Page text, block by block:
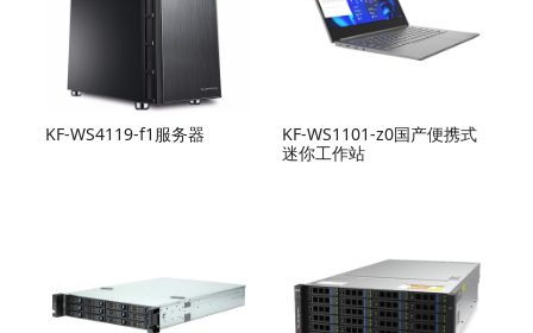
KF-WS4119-f1服务器
KF-WS1101-z0国产便携式
迷你工作站